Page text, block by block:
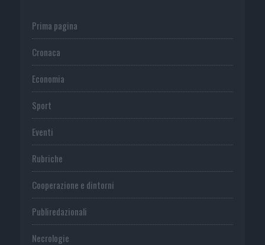
Prima pagina
Cronaca
Economia
Sport
Eventi
Rubriche
Cooperazione e dintorni
Publiredazionali
Necrologie